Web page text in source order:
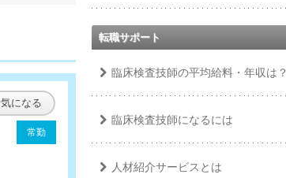
気になる
常勤
転職サポート
臨床検査技師の平均給料・年収は？
臨床検査技師になるには
人材紹介サービスとは